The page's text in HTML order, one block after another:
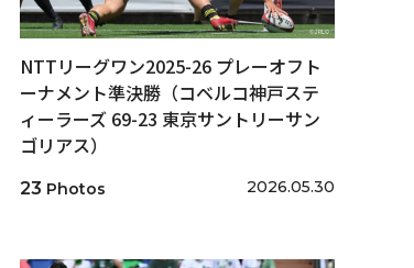
NTTリーグワン2025-26 プレーオフト
ーナメント準決勝（コベルコ神戸ステ
ィーラーズ 69-23 東京サントリーサン
ゴリアス）
23 Photos 2026.05.30